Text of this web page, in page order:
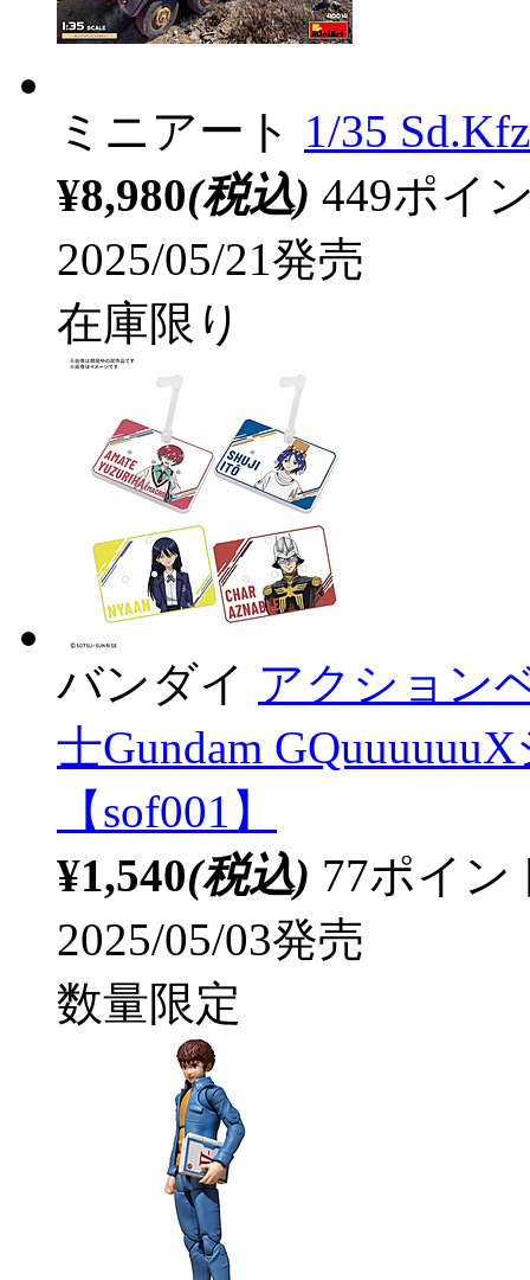
ミニアート 1/35
¥8,980(税込) 449ポイ
2025/05/21発売
在庫限り
バンダイ アクション
士Gundam
【sof001】
¥1,540(税込) 77ポイ
2025/05/03発売
数量限定